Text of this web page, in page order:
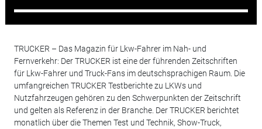
TRUCKER – Das Magazin für Lkw-Fahrer im Nah- und
Fernverkehr: Der TRUCKER ist eine der führenden Zeitschriften
für Lkw-Fahrer und Truck-Fans im deutschsprachigen Raum. Die
umfangreichen TRUCKER Testberichte zu LKWs und
Nutzfahrzeugen gehören zu den Schwerpunkten der Zeitschrift
und gelten als Referenz in der Branche. Der TRUCKER berichtet
monatlich über die Themen Test und Technik, Show-Truck,